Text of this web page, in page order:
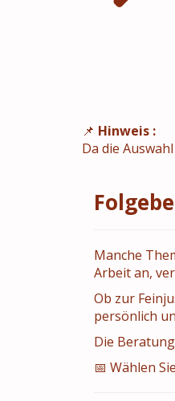
📌 Hinweis :
Da die
Manche
Arbeit an,
Ob zur
persönlich
Die
📅 Wählen